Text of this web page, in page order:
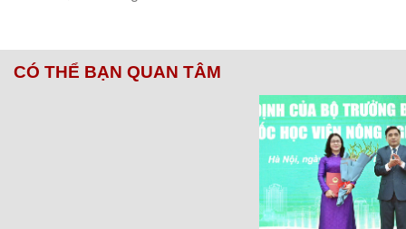
CÓ THỂ BẠN QUAN TÂM